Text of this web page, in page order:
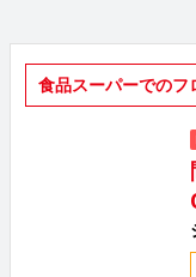
食品スーパーでのフ